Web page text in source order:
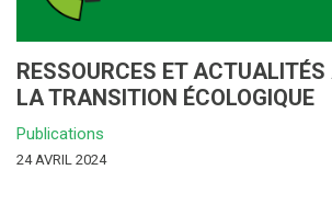
RESSOURCES ET ACTUALITÉS
LA TRANSITION ÉCOLOGIQUE
Publications
24 AVRIL 2024